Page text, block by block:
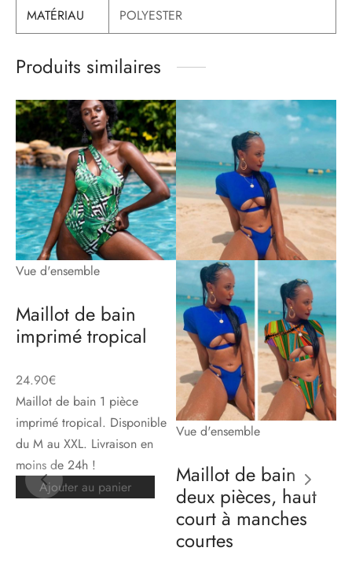
MATÉRIAU
POLYESTER
Produits similaires
Vue d'ensemble
Maillot de bain
imprimé tropical
24.90€
Maillot de bain 1 pièce
imprimé tropical. Disponible
du M au XXL. Livraison en
moins de 24h !
Ajouter au panier
Vue d'ensemble
Maillot de bain
deux pièces, haut
court à manches
courtes